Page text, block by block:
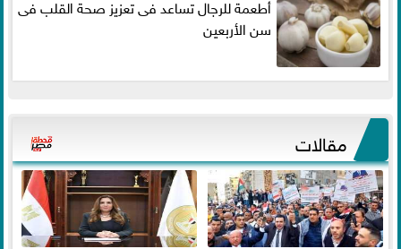
أطعمة للرجال تساعد فى تعزيز صحة القلب فى
سن الأربعين
مقالات